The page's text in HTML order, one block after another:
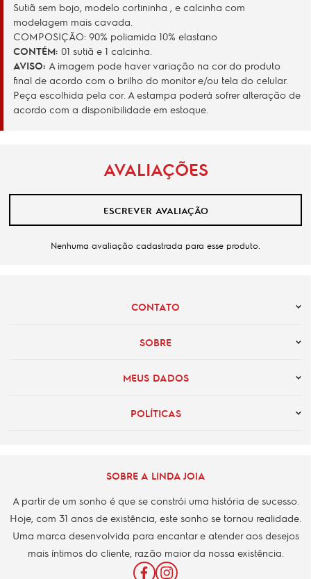
Sutiã sem bojo, modelo cortininha , e calcinha com
modelagem mais cavada.
COMPOSIÇÃO: 90% poliamida 10% elastano
CONTÉM: 01 sutiã e 1 calcinha.
AVISO: A imagem pode haver variação na cor do produto
final de acordo com o brilho do monitor e/ou tela do celular.
Peça escolhida pela cor. A estampa poderá sofrer alteração de
acordo com a disponibilidade em estoque.
AVALIAÇÕES
ESCREVER AVALIAÇÃO
Nenhuma avaliação cadastrada para esse produto.
CONTATO
SOBRE
MEUS DADOS
POLÍTICAS
SOBRE A LINDA JOIA
A partir de um sonho é que se constrói uma história de sucesso.
Hoje, com 31 anos de existência, este sonho se tornou realidade.
Uma marca desenvolvida para encantar e atender aos desejos
mais íntimos do cliente, razão maior da nossa existência.